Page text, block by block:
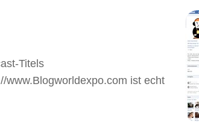
Titels
www.Blogworldexpo.com ist echt